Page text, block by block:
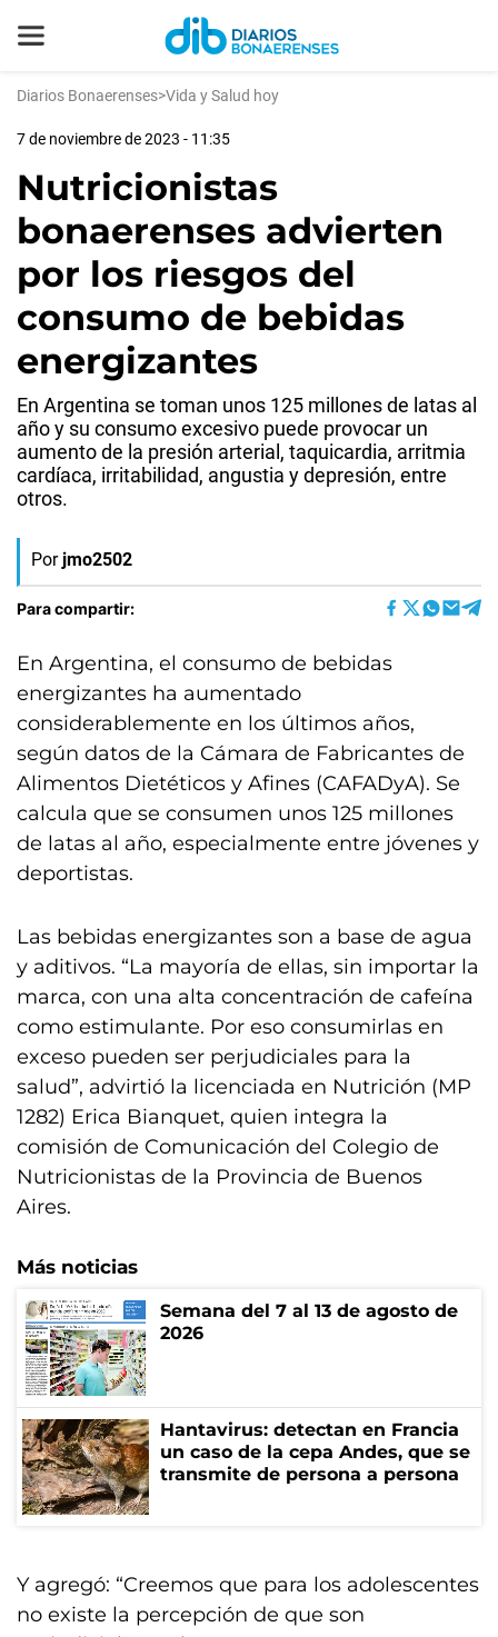
Diarios Bonaerenses>Vida y Salud hoy
7 de noviembre de 2023 - 11:35
Nutricionistas
bonaerenses advierten
por los riesgos del
consumo de bebidas
energizantes
En Argentina se toman unos 125 millones de latas al
año y su consumo excesivo puede provocar un
aumento de la presión arterial, taquicardia, arritmia
cardíaca, irritabilidad, angustia y depresión, entre
otros.
Por jmo2502
Para compartir:
En Argentina, el consumo de bebidas
energizantes ha aumentado
considerablemente en los últimos años,
según datos de la Cámara de Fabricantes de
Alimentos Dietéticos y Afines (CAFADyA). Se
calcula que se consumen unos 125 millones
de latas al año, especialmente entre jóvenes y
deportistas.
Las bebidas energizantes son a base de agua
y aditivos. “La mayoría de ellas, sin importar la
marca, con una alta concentración de cafeína
como estimulante. Por eso consumirlas en
exceso pueden ser perjudiciales para la
salud”, advirtió la licenciada en Nutrición (MP
1282) Erica Bianquet, quien integra la
comisión de Comunicación del Colegio de
Nutricionistas de la Provincia de Buenos
Aires.
Más noticias
Semana del 7 al 13 de agosto de
2026
Hantavirus: detectan en Francia
un caso de la cepa Andes, que se
transmite de persona a persona
Y agregó: “Creemos que para los adolescentes
no existe la percepción de que son